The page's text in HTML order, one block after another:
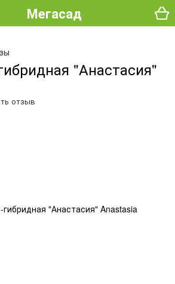
Мегасад
"Анастасия"
отзыв